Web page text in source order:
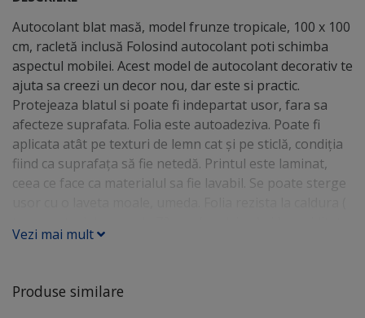
Autocolant blat masă, model frunze tropicale, 100 x 100
cm, racletă inclusă Folosind autocolant poti schimba
aspectul mobilei. Acest model de autocolant decorativ te
ajuta sa creezi un decor nou, dar este si practic.
Protejeaza blatul si poate fi indepartat usor, fara sa
afecteze suprafata. Folia este autoadeziva. Poate fi
aplicata atât pe texturi de lemn cat și pe sticlă, condiția
fiind ca suprafața să fie netedă. Printul este laminat,
ceea ce face ca materialul sa fie lavabil. Se poate sterge
Se pot pune pe folie cesti sau farfurii calde. Pentru
tăia uşor la dimensiunea/forma blatului folosind un
Vezi mai mult
Produse similare